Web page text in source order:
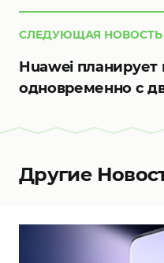
СЛЕДУЮЩАЯ НОВОСТЬ
Huawei планирует
одновременно с
Другие